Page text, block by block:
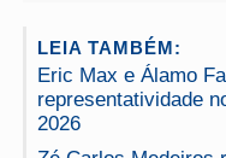
LEIA TAMBÉM:
Eric Max e Álamo
representatividade
2026